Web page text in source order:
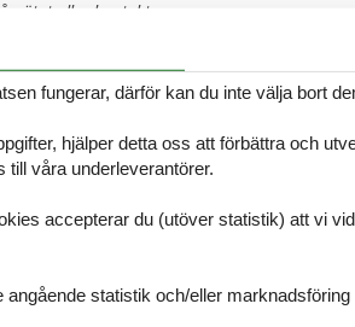
nätet eller kontakta
i en vacker stuga Costa Lisboa
fungerar, därför kan du inte välja bort
hjälper detta oss att förbättra och
våra underleverantörer.
accepterar du (utöver statistik) att vi
statistik och/eller marknadsföring